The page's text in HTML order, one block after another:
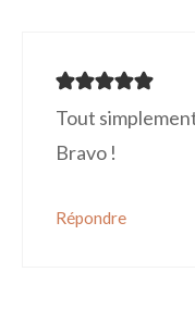
Tout
Bravo !
Répondre